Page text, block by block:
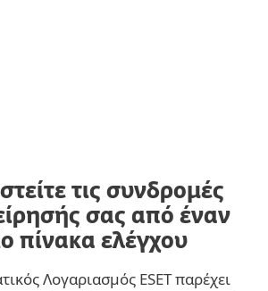
τις συνδρομές
σας από έναν
πίνακα ελέγχου
Λογαριασμός ESET παρέχει